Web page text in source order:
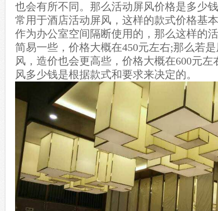
也会有所不同。那么活动屏风价格是多少
常用于酒店活动屏风，这样的款式价格基
作为办公室空间隔断使用的，那么这样的
简易一些，价格大概在450元左右;那么若
风，造价也会更高些，价格大概在600元
风多少钱是根据款式和要求来决定的。